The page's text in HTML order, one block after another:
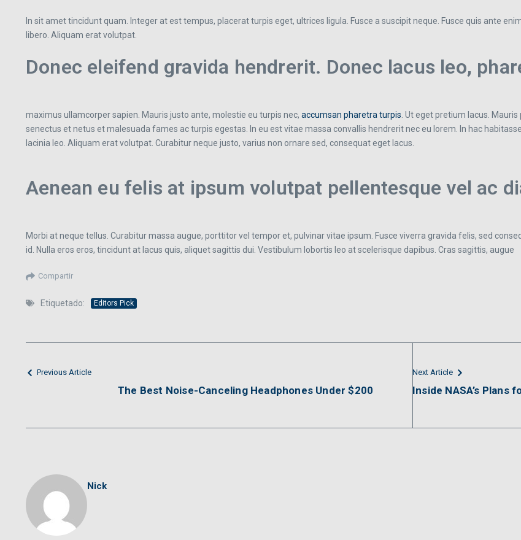
In sit amet tincidunt quam. Integer at est tempus, placerat turpis eget, ultrices ligula. Fusce a suscipit neque. Fusce quis ante
libero. Aliquam erat volutpat.
Donec eleifend gravida hendrerit. Donec lacus leo,
maximus ullamcorper sapien. Mauris justo ante, molestie eu turpis nec, accumsan pharetra turpis. Ut eget pretium lacus.
senectus et netus et malesuada fames ac turpis egestas. In eu est vitae massa convallis hendrerit nec eu lorem. In hac
lacinia leo. Aliquam erat volutpat. Curabitur neque justo, varius non ornare sed, consequat eget lacus.
Aenean eu felis at ipsum volutpat pellentesque vel ac
Morbi at neque tellus. Curabitur massa augue, porttitor vel tempor et, pulvinar vitae ipsum. Fusce viverra gravida felis, sed
id. Nulla eros eros, tincidunt at lacus quis, aliquet sagittis dui. Vestibulum lobortis leo at scelerisque dapibus. Cras sagittis, augue
Compartir
Etiquetado: Editors Pick
Previous Article
The Best Noise-Canceling Headphones Under $200
Next Article
Inside NASA’s Plans
Nick